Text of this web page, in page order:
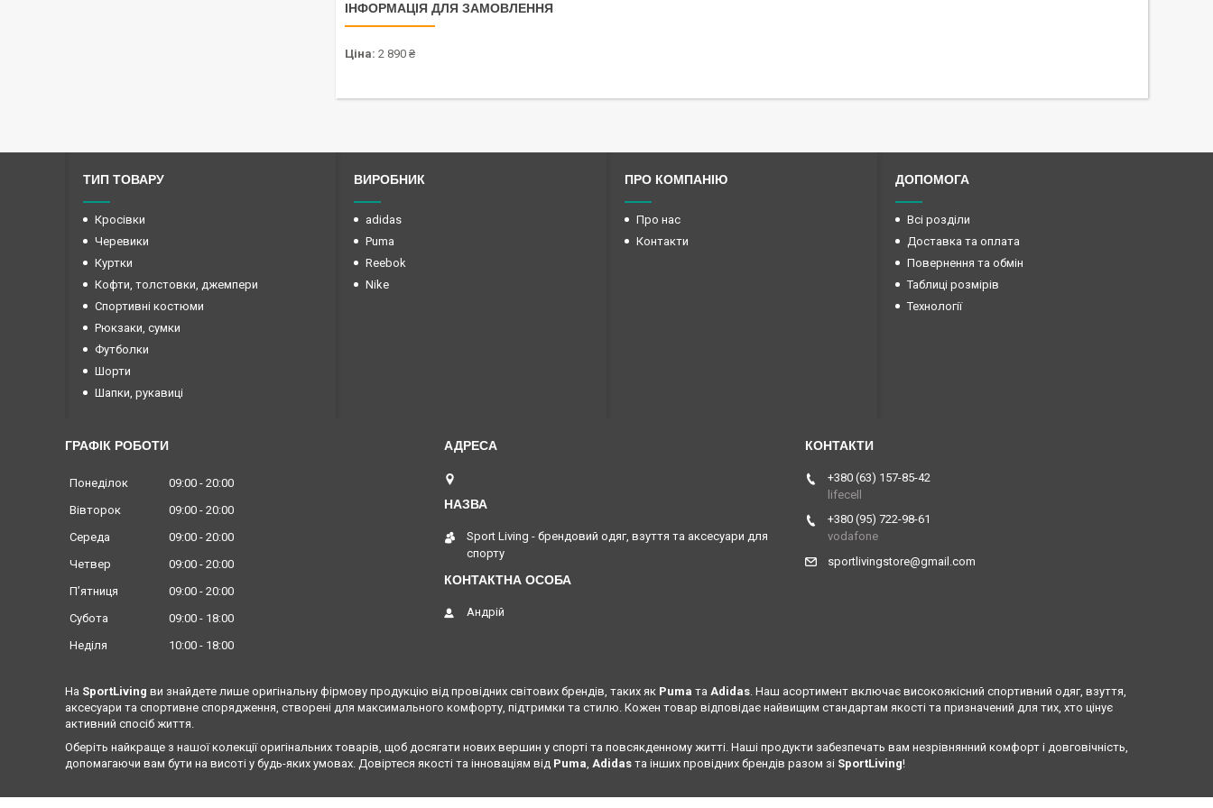
ІНФОРМАЦІЯ ДЛЯ ЗАМОВЛЕННЯ
Ціна: 2 890 ₴
ТИП ТОВАРУ
Кросівки
Черевики
Куртки
Кофти, толстовки, джемпери
Спортивні костюми
Рюкзаки, сумки
Футболки
Шорти
Шапки, рукавиці
ВИРОБНИК
adidas
Puma
Reebok
Nike
ПРО КОМПАНІЮ
Про нас
Контакти
ДОПОМОГА
Всі розділи
Доставка та оплата
Повернення та обмін
Таблиці розмірів
Технології
ГРАФІК РОБОТИ
Понеділок 09:00
20:00
Вівторок
09:00
20:00
Середа
09:00
20:00
Четвер
09:00
20:00
Пʼятниця
09:00
20:00
Субота
09:00
18:00
Неділя
10:00 18:00
Sport Living - брендовий одяг, взуття та аксесуари для
спорту
Андрій
+380 (63) 157-85-42
lifecell
+380 (95) 722-98-61
vodafone
sportlivingstore@gmail.com
На SportLiving ви знайдете лише оригінальну фірмову продукцію від провідних світових брендів, таких як Puma та Adidas. Наш асортимент включає високоякісний спортивний одяг, взуття,
аксесуари та спортивне спорядження, створені для максимального комфорту, підтримки та стилю. Кожен товар відповідає найвищим стандартам якості та призначений для тих, хто цінує
активний спосіб життя.
Оберіть найкраще з нашої колекції оригінальних товарів, щоб досягати нових вершин у спорті та повсякденному житті. Наші продукти забезпечать вам незрівнянний комфорт і довговічність,
допомагаючи вам бути на висоті у будь-яких умовах. Довіртеся якості та інноваціям від Puma, Adidas та інших провідних брендів разом зі SportLiving!